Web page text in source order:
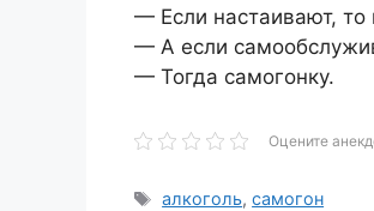
— Если настаивают, то
— А если
— Тогда самогонку.
Оцените
Метки
алкоголь,самогон